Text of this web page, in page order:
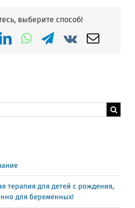
выберите способ!
LinkedIn
WhatsApp
Telegram
Vk Email
терапия для детей с рождения,
для беременных!